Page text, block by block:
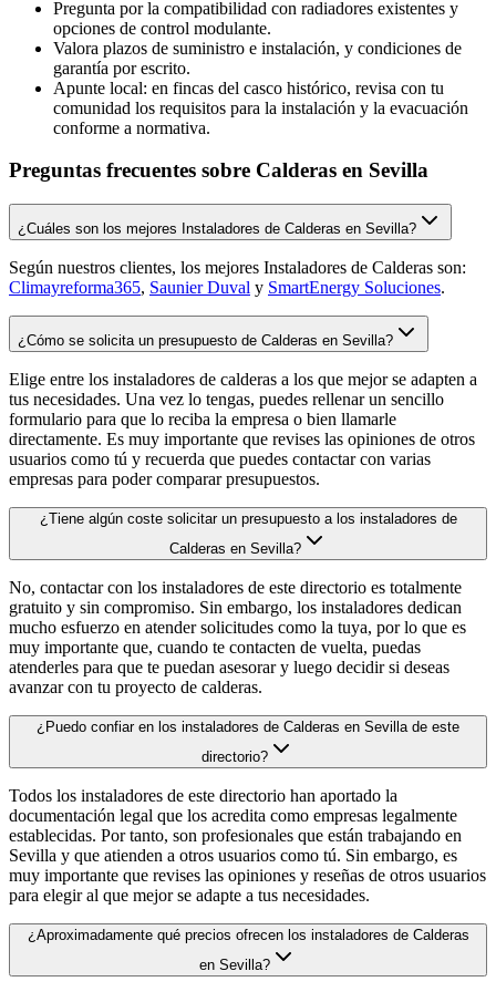
Pregunta por la compatibilidad con radiadores existentes y
opciones de control modulante.
Valora plazos de suministro e instalación, y condiciones de
garantía por escrito.
Apunte local: en fincas del casco histórico, revisa con tu
comunidad los requisitos para la instalación y la evacuación
conforme a normativa.
Preguntas frecuentes sobre Calderas en Sevilla
¿Cuáles son los mejores Instaladores de Calderas en Sevilla?
Según nuestros clientes, los mejores Instaladores de Calderas son:
Climayreforma365, Saunier Duval y SmartEnergy Soluciones.
¿Cómo se solicita un presupuesto de Calderas en Sevilla?
Elige entre los instaladores de calderas a los que mejor se adapten a
tus necesidades. Una vez lo tengas, puedes rellenar un sencillo
formulario para que lo reciba la empresa o bien llamarle
directamente. Es muy importante que revises las opiniones de otros
usuarios como tú y recuerda que puedes contactar con varias
empresas para poder comparar presupuestos.
¿Tiene algún coste solicitar un presupuesto a los instaladores de
Calderas en Sevilla?
No, contactar con los instaladores de este directorio es totalmente
gratuito y sin compromiso. Sin embargo, los instaladores dedican
mucho esfuerzo en atender solicitudes como la tuya, por lo que es
muy importante que, cuando te contacten de vuelta, puedas
atenderles para que te puedan asesorar y luego decidir si deseas
avanzar con tu proyecto de calderas.
¿Puedo confiar en los instaladores de Calderas en Sevilla de este
directorio?
Todos los instaladores de este directorio han aportado la
documentación legal que los acredita como empresas legalmente
establecidas. Por tanto, son profesionales que están trabajando en
Sevilla y que atienden a otros usuarios como tú. Sin embargo, es
muy importante que revises las opiniones y reseñas de otros usuarios
para elegir al que mejor se adapte a tus necesidades.
¿Aproximadamente qué precios ofrecen los instaladores de Calderas
en Sevilla?